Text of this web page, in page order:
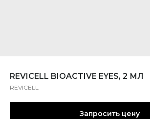
REVICELL BIOACTIVE EYES, 2 МЛ
REVICELL
Запросить цену